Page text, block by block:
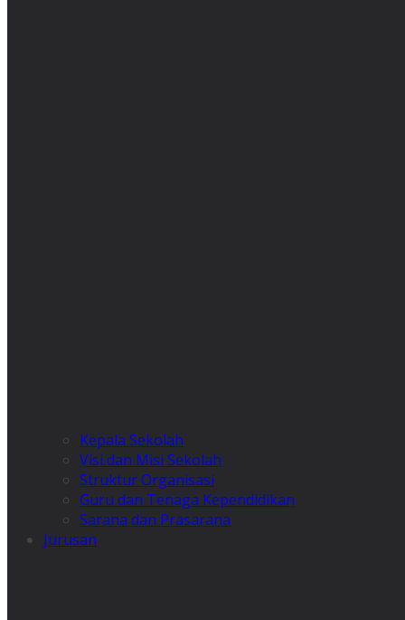
Kepala Sekolah
Visi dan Misi Sekolah
Struktur Organisasi
Guru dan Tenaga Kependidikan
Sarana dan Prasarana
Jurusan